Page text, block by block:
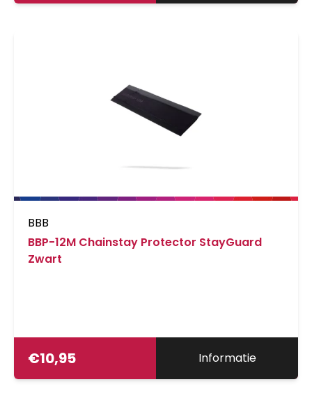
BBB
BBP-12M Chainstay Protector StayGuard
Zwart
€10,95 Informatie